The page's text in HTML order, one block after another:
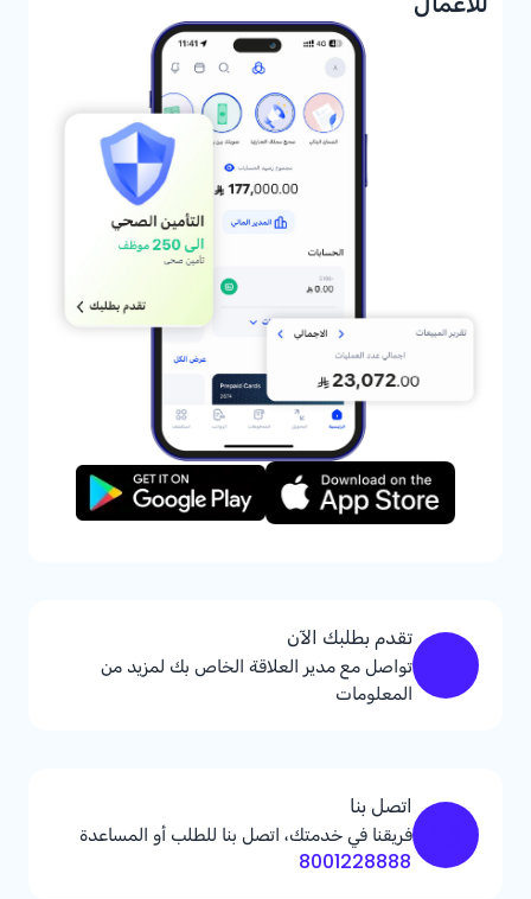
تقدم بطلبك الآن
تواصل مع مدير العلاقة الخاص بك لمزيد من
المعلومات
اتصل بنا
فريقنا في خدمتك، اتصل بنا للطلب أو المساعدة
8001228888